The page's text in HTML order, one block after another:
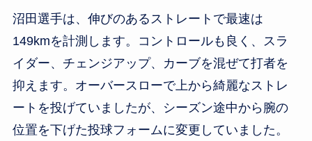
沼田選手は、伸びのあるストレートで最速は
149kmを計測します。コントロールも良く、スラ
イダー、チェンジアップ、カーブを混ぜて打者を
抑えます。オーバースローで上から綺麗なストレ
ートを投げていましたが、シーズン途中から腕の
位置を下げた投球フォームに変更していました。